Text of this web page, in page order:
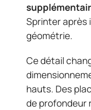
Sprinter après
géométrie.
Ce détail
hauts. Des
de profondeur